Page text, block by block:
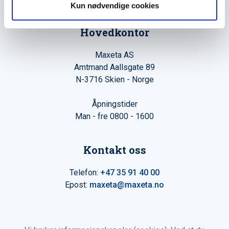
Kun nødvendige cookies
Hovedkontor
Maxeta AS
Amtmand Aallsgate 89
N-3716 Skien - Norge
Åpningstider
Man - fre 0800 - 1600
Kontakt oss
Telefon: +47 35 91 40 00
Epost: maxeta@maxeta.no